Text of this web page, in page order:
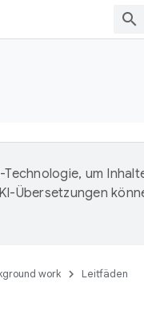
um
Übersetzungen
work Leitfäden